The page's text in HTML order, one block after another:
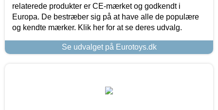
relaterede produkter er CE-mærket og godkendt i
Europa. De bestræber sig på at have alle de populære
og kendte mærker. Klik her for at se deres udvalg.
Se udvalget på Eurotoys.dk